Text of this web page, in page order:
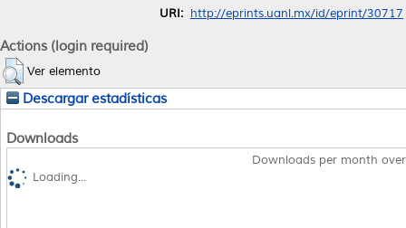
URI: http://eprints.uanl.mx/id/eprint/30717
Actions (login required)
Ver elemento
Descargar estadísticas
Downloads
Downloads per month
Loading...